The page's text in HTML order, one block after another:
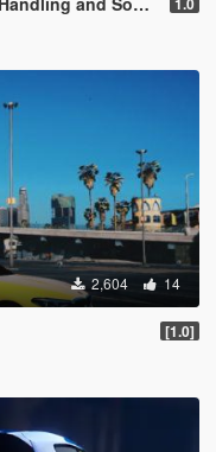
2,604 14
[1.0]